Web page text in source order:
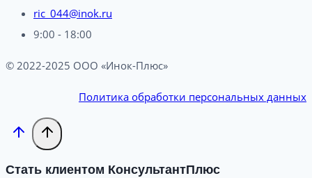
ric_044@inok.ru
9:00 - 18:00
© 2022-2025 ООО «Инок-Плюс»
Политика обработки персональных данных
Стать клиентом КонсультантПлюс